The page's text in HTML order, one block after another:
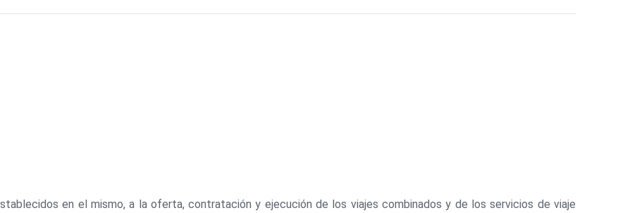
en el mismo, a la oferta, contratación y ejecución de los viajes combinados y de los servicios de viaje